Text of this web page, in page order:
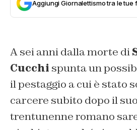
Aggiungi Giornalettismo tra le tue
A sei anni dalla morte di
Cucchi spunta un
il pestaggio a cui è stato
carcere subito dopo il
trentunenne romano